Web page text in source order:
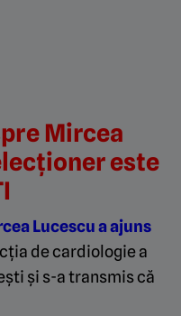
Mircea
este
Lucescu a ajuns
de cardiologie a
și s-a transmis că